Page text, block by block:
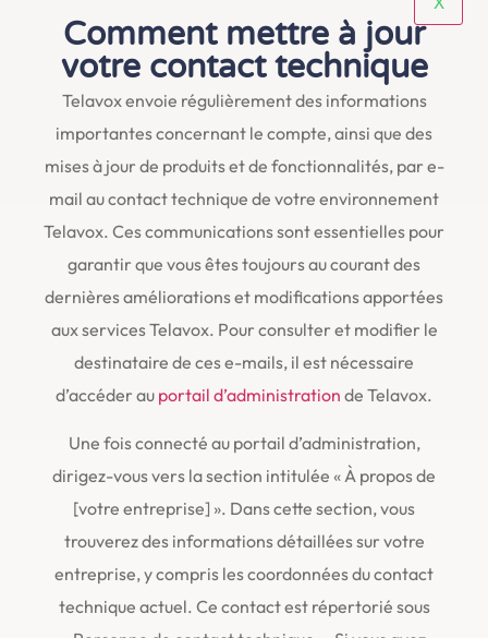
Comment mettre à jour
votre contact technique
Telavox envoie régulièrement des informations
importantes concernant le compte, ainsi que des
mises à jour de produits et de fonctionnalités, par e-
mail au contact technique de votre environnement
Telavox. Ces communications sont essentielles pour
garantir que vous êtes toujours au courant des
dernières améliorations et modifications apportées
aux services Telavox. Pour consulter et modifier le
destinataire de ces e-mails, il est nécessaire
d’accéder au portail d’administration de Telavox.
Une fois connecté au portail d’administration,
dirigez-vous vers la section intitulée « À propos de
[votre entreprise] ». Dans cette section, vous
trouverez des informations détaillées sur votre
entreprise, y compris les coordonnées du contact
technique actuel. Ce contact est répertorié sous